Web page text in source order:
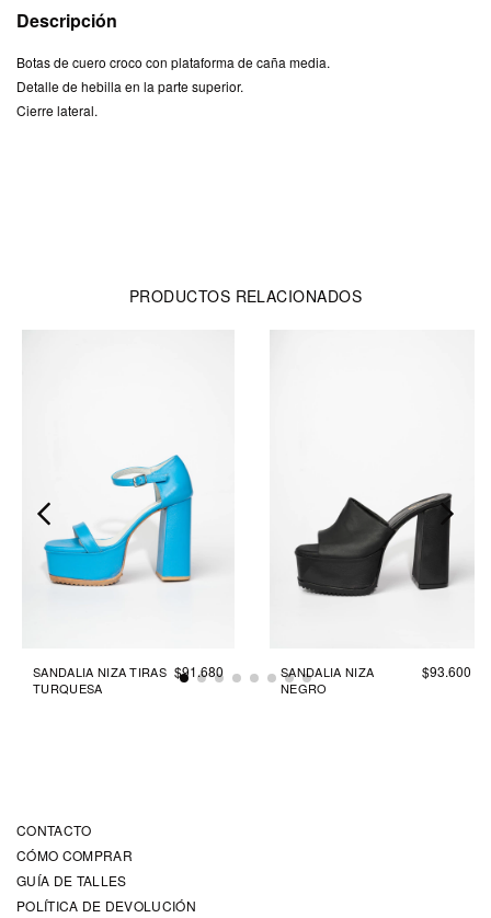
Descripción
Botas de cuero croco con plataforma de caña media.
Detalle de hebilla en la parte superior.
Cierre lateral.
PRODUCTOS RELACIONADOS
SANDALIA NIZA TIRAS
TURQUESA
$91.680
SANDALIA NIZA
NEGRO
$93.600
CONTACTO
CÓMO COMPRAR
GUÍA DE TALLES
POLÍTICA DE DEVOLUCIÓN